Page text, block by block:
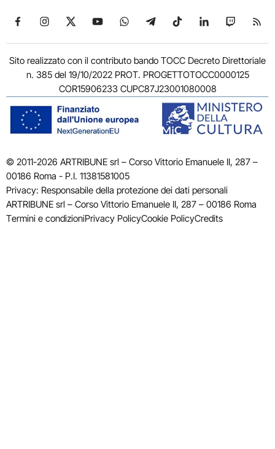
Seguici su Facebook
Seguici su Instagram
Seguici su X
Seguici su YouTube
Seguici su WhatsApp
Seguici su Telegram
Seguici su TikTok
Seguici su
Seguici
Sito realizzato con il contributo bando TOCC Decreto Direttoriale
n. 385 del 19/10/2022 PROT. PROGETTOTOCC0000125
COR15906233 CUPC87J23001080008
© 2011-2026 ARTRIBUNE srl – Corso Vittorio Emanuele II, 287 –
00186 Roma - P.I. 11381581005
Privacy: Responsabile della protezione dei dati personali
ARTRIBUNE srl – Corso Vittorio Emanuele II, 287 – 00186 Roma
Termini e condizioniPrivacy PolicyCookie PolicyCredits